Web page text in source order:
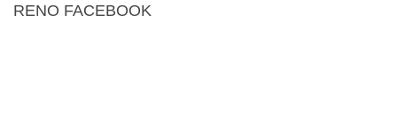
RENO FACEBOOK